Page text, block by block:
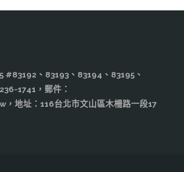
#83192、83193、83194、83195、
1741，郵件：
地址：116台北市文山區木柵路一段17